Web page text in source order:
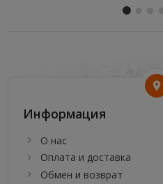
Информация
О нас
Оплата и доставка
Обмен и возврат